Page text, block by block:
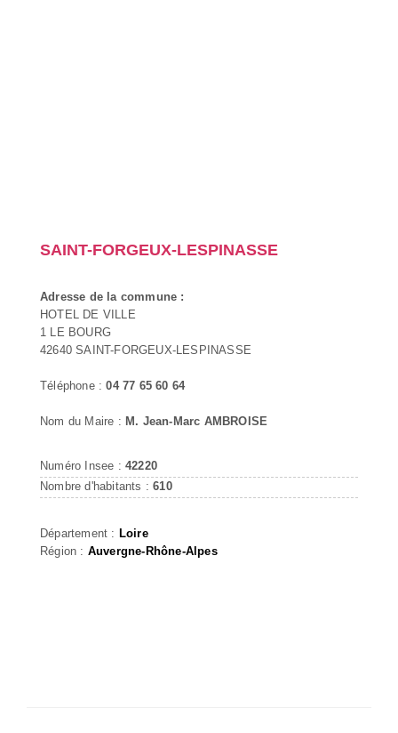
SAINT-FORGEUX-LESPINASSE
Adresse de la commune :
HOTEL DE VILLE
1 LE BOURG
42640 SAINT-FORGEUX-LESPINASSE
Téléphone :04 77 65 60 64
Nom du Maire : M. Jean-Marc AMBROISE
Numéro Insee : 42220
Nombre d'habitants :610
Département : Loire
Région : Auvergne-Rhône-Alpes